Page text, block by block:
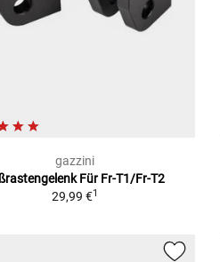
gazzini
Für Fr-T1/Fr-T2
29,99 €1